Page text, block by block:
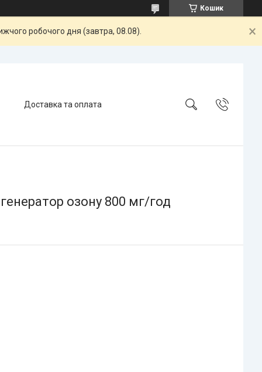
Кошик
робочого дня (завтра, 08.08).
Доставка та оплата
озону 800 мг/год